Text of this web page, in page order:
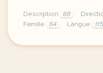
Description 88
Famille
64 Langue 115
didomi host didomi